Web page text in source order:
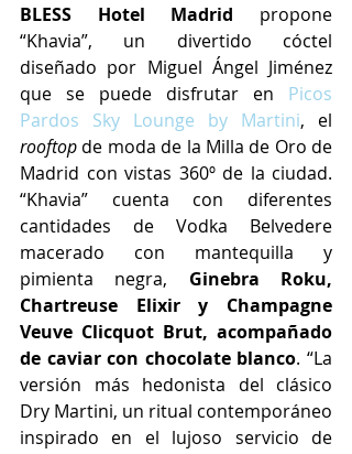
BLESS Hotel Madrid propone
“Khavia”, un divertido cóctel
diseñado por Miguel Ángel Jiménez
que se puede disfrutar en Picos
Pardos Sky Lounge by Martini
rooftop de moda de la Milla de Oro de
Madrid con vistas 360º de la ciudad.
“Khavia” cuenta con diferentes
cantidades de Vodka Belvedere
macerado con mantequilla y
pimienta negra, Ginebra Roku,
Chartreuse Elixir y Champagne
Veuve Clicquot Brut, acompañado
de caviar con chocolate blanco. “La
versión más hedonista del clásico
Dry Martini, un ritual contemporáneo
inspirado en el lujoso servicio de